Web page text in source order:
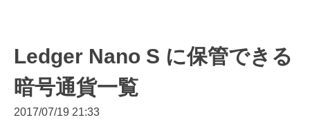
Ledger Nano S に保管できる
暗号通貨一覧
2017/07/19 21:33